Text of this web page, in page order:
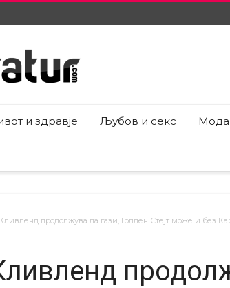
и здравје Љубов и секс Мода
продолжува да гази, Голден Стејт може и без